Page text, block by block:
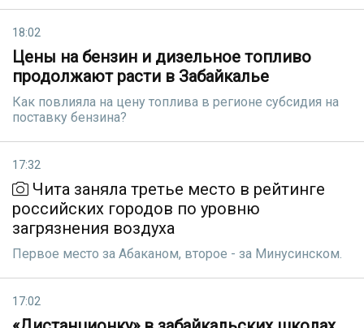
18:02
Цены на бензин и дизельное топливо
продолжают расти в Забайкалье
Как повлияла на цену топлива в регионе субсидия на
поставку бензина?
17:32
Чита заняла третье место в рейтинге
российских городов по уровню
загрязнения воздуха
Первое место за Абаканом, второе - за Минусинском.
17:02